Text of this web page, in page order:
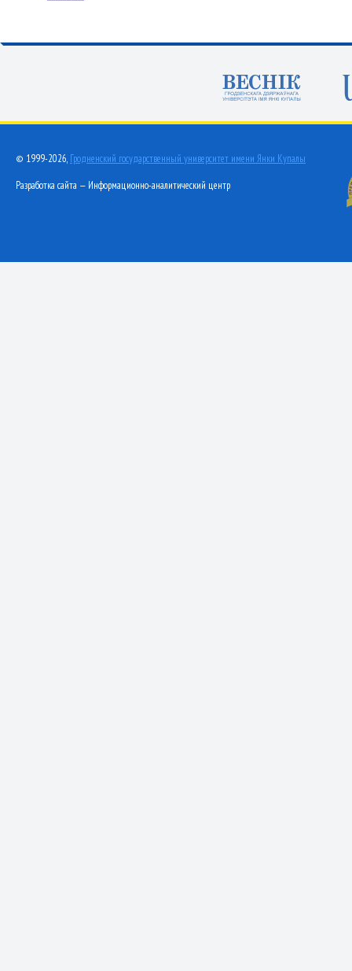
© 1999-2026, Гродненский государственный университет имени Янки Купалы
Разработка сайта — Информационно-аналитический центр